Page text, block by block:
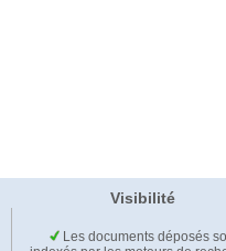
Visibilité
Les documents déposés